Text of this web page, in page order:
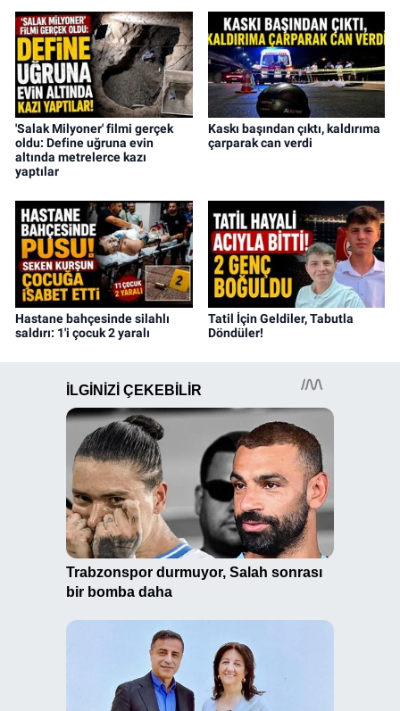
'Salak Milyoner' filmi gerçek
oldu: Define uğruna evin
altında metrelerce kazı
yaptılar
Kaskı başından çıktı, kaldırıma
çarparak can verdi
Hastane bahçesinde silahlı
saldırı: 1'i çocuk 2 yaralı
Tatil İçin Geldiler, Tabutla
Döndüler!